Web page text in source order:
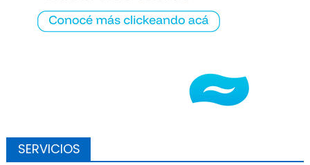
SERVICIOS